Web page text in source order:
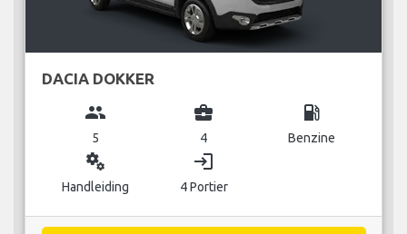
DACIA DOKKER
group
5
business_center
4
local_gas_station
Benzine
miscellaneous_services
Handleiding
login
4 Portier